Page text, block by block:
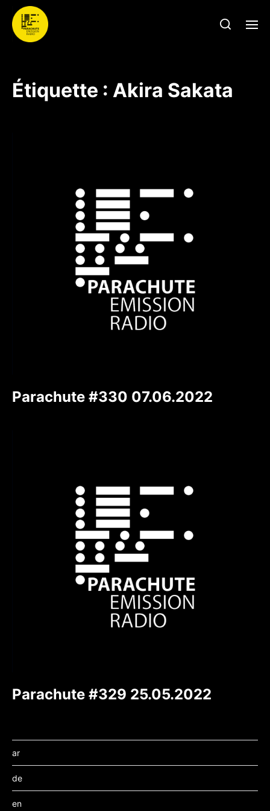
Étiquette : Akira Sakata
Parachute #330 07.06.2022
Parachute #329 25.05.2022
ar
de
en